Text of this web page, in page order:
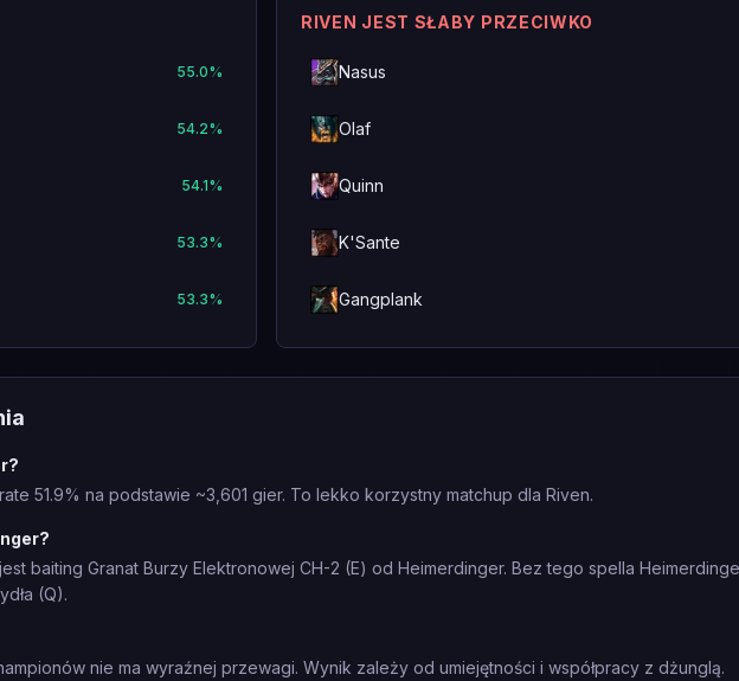
55.0%
54.2%
54.1%
53.3%
53.3%
RIVEN JEST SŁABY PRZECIWKO
Nasus
Olaf
Quinn
K'Sante
Gangplank
51.9% na podstawie ~3,601 gier. To lekko korzystny matchup dla Riven.
baiting Granat Burzy Elektronowej CH-2 (E) od Heimerdinger. Bez tego spella
(Q).
nie ma wyraźnej przewagi. Wynik zależy od umiejętności i współpracy z dżunglą.